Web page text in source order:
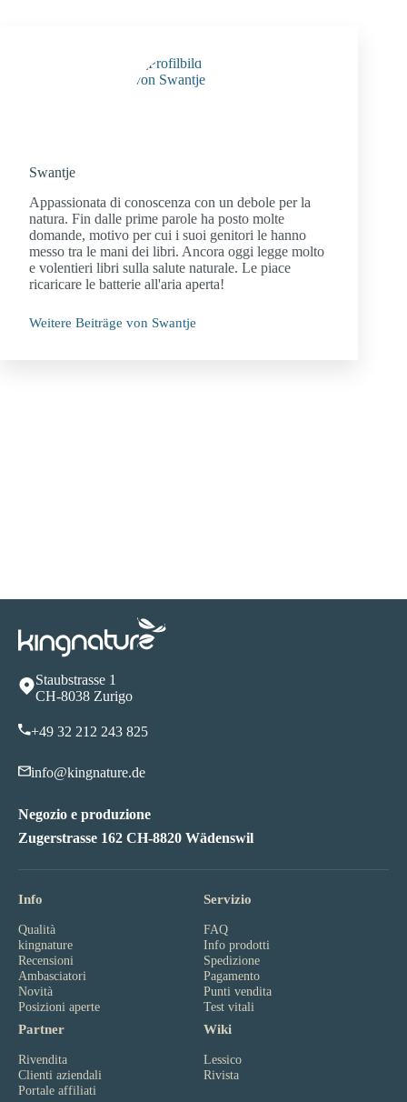
Swantje
Appassionata di conoscenza con un debole per la
natura. Fin dalle prime parole ha posto molte
domande, motivo per cui i suoi genitori le hanno
messo tra le mani dei libri. Ancora oggi legge molto
e volentieri libri sulla salute naturale. Le piace
ricaricare le batterie all'aria aperta!
Weitere Beiträge von Swantje
Staubstrasse 1
CH-8038 Zurigo
+49 32 212 243 825
info@kingnature.de
Negozio e produzione
Zugerstrasse 162 CH-8820 Wädenswil
Info
Qualità
kingnature
Recensioni
Ambasciatori
Novità
Posizioni aperte
Servizio
FAQ
Info prodotti
Spedizione
Pagamento
Punti vendita
Test vitali
Partner
Rivendita
Clienti aziendali
Portale affiliati
Wiki
Lessico
Rivista